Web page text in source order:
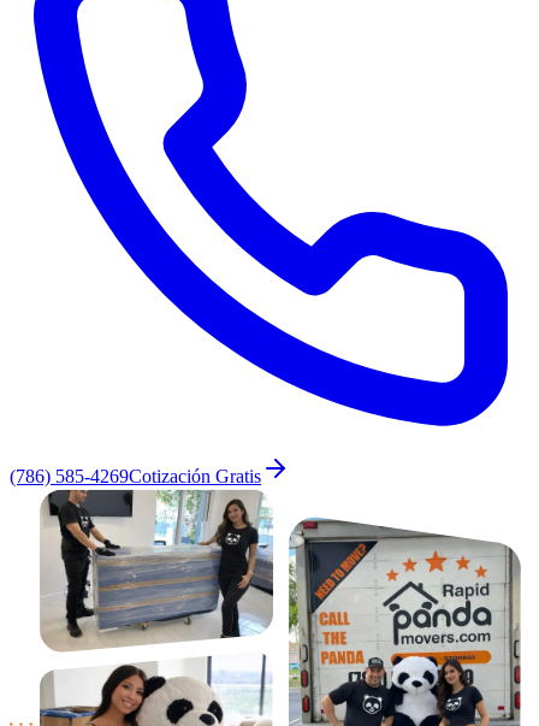
(786) 585-4269Cotización Gratis